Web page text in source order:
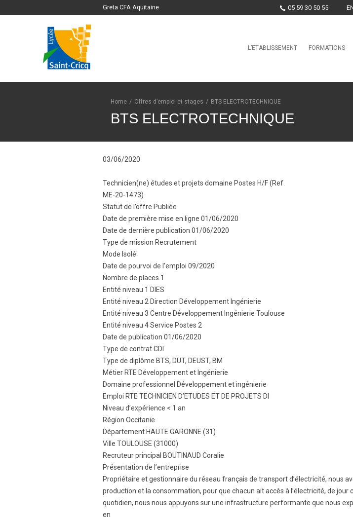
Greta CFA Aquitaine 05 59 30 50 55
L’ETABLISSEMENT
Histoire
EDUCATION TAX
Offres d’emploi et stages
FORMATIONS
Home / Offres d’emploi et stages / BTS ELECTROTECHNIQUE
BTS ELECTROTECHNIQUE
03/06/2020
Technicien(ne) études et projets domaine Postes H/F (Ref.
ME-20-1473)
Statut de l’offre Publiée
Date de première mise en ligne 01/06/2020
Date de dernière publication 01/06/2020
Type de mission Recrutement
Mode Isolé
Date de pourvoi de l’emploi 09/2020
Nombre de places 1
Entité niveau 1 DIES
Entité niveau 2 Direction Développement Ingénierie
Entité niveau 3 Centre Développement Ingénierie Toulouse
Entité niveau 4 Service Postes 2
Date de publication 01/06/2020
Type de contrat CDI
Type de diplôme BTS, DUT, DEUST, BM
Métier RTE Développement et Ingénierie
Domaine professionnel Développement et ingénierie
Emploi RTE TECHNICIEN D’ETUDES ET DE PROJETS DI
Niveau d’expérience < 1 an
Région Occitanie
Département HAUTE GARONNE (31)
Ville TOULOUSE (31000)
Recruteur principal BOUTINAUD Coralie
Présentation de l’entreprise
Propriétaire et gestionnaire du réseau français de transport d’électricité, nous
production et la consommation, pour que chacun ait accès à l’électricité, de
quotidien, nous nous appuyons sur une infrastructure performante que nous
en